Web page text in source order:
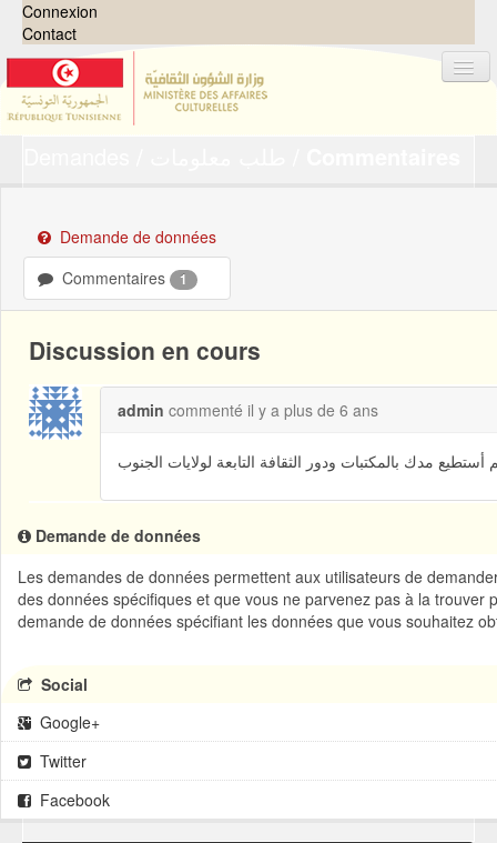
Connexion
Contact
Groupes
Demandes
À propos
Demande de données
Commentaires
1
Discussion en cours
admin commenté il y a plus de 6 ans
مدك بالمكتبات ودور الثقافة التابعة لولايات الجنوب
Demande de données
Les demandes de données permettent aux utilisateurs de
des données spécifiques et que vous ne parvenez pas à la
demande de données spécifiant les données que vous souhaitez
Social
Google+
Twitter
Facebook